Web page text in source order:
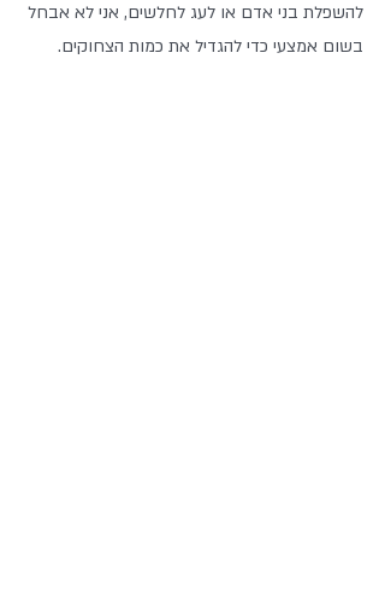
להשפלת בני אדם או לעג לחלשים, אני לא אבחל
בשום אמצעי כדי להגדיל את כמות הצחוקים.